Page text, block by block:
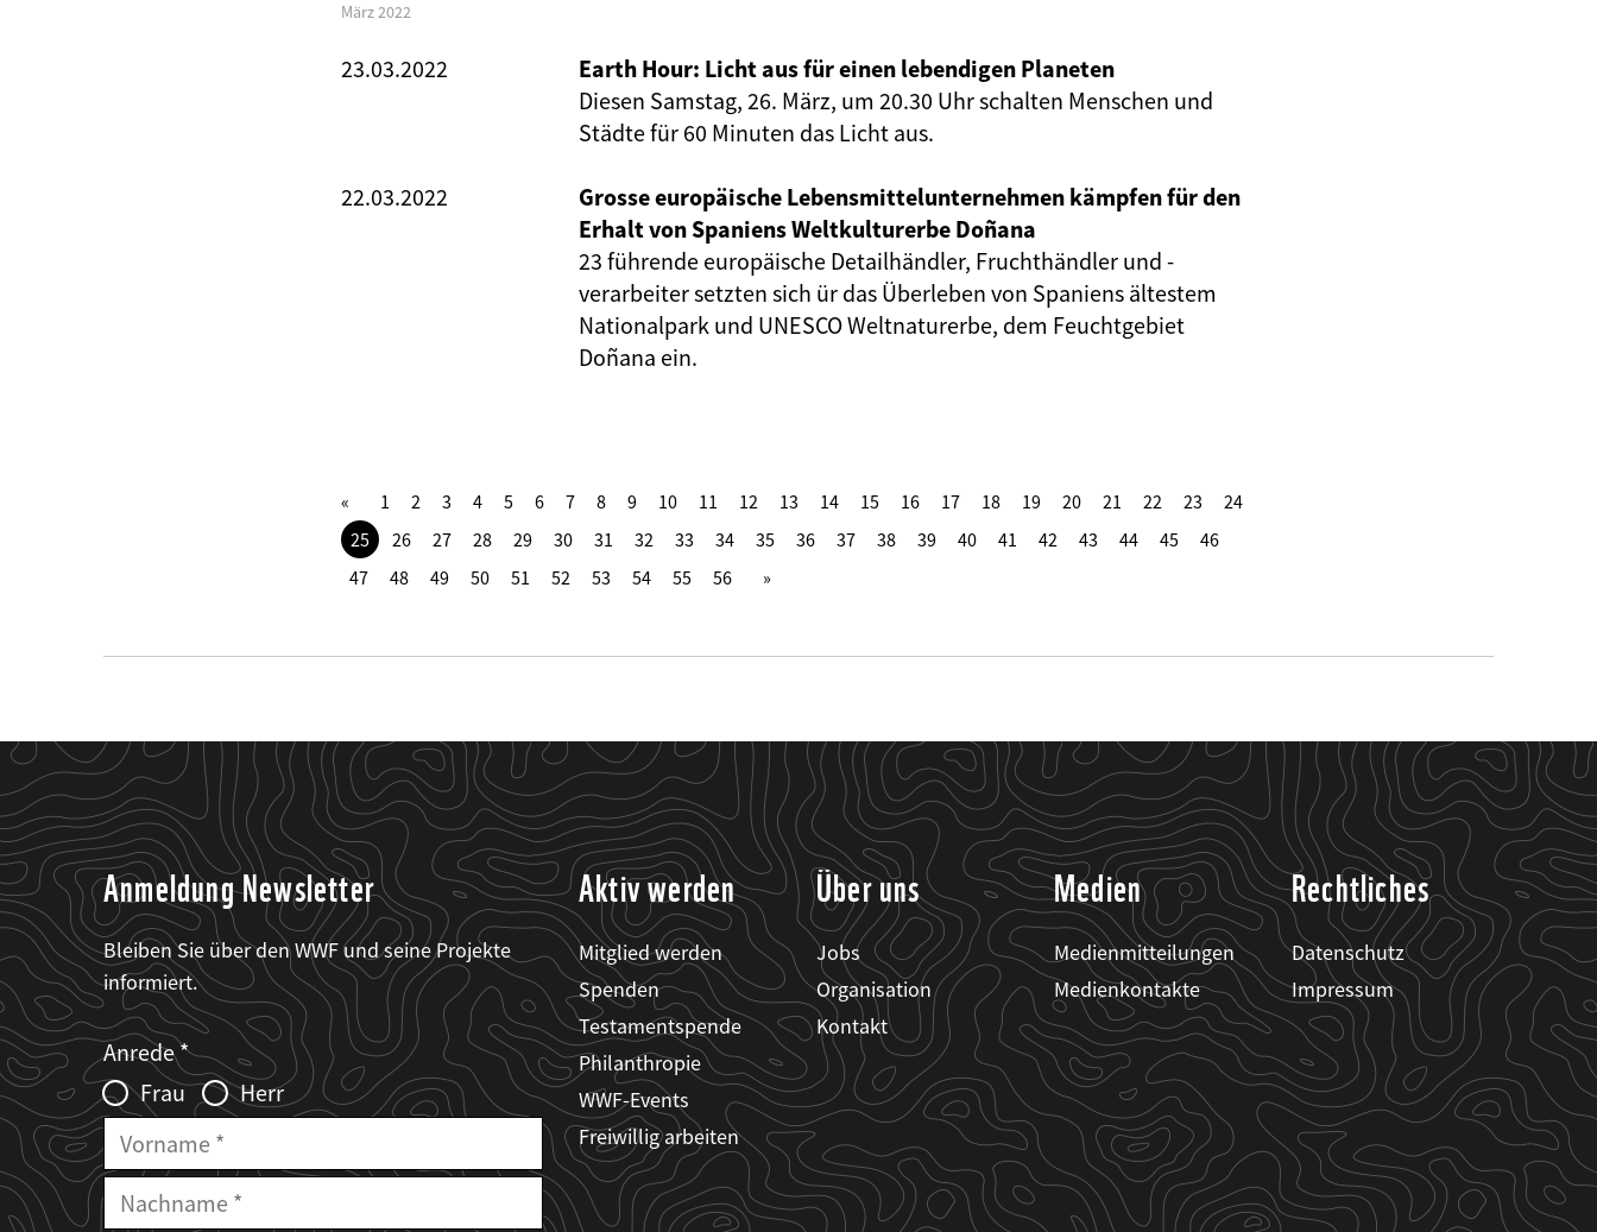
März 2022
23.03.2022
Earth Hour: Licht aus für einen lebendigen Planeten
Diesen Samstag, 26. März, um 20.30 Uhr schalten Menschen und
Städte für 60 Minuten das Licht aus.
22.03.2022
Grosse europäische Lebensmittelunternehmen kämpfen für den
Erhalt von Spaniens Weltkulturerbe Doñana
23 führende europäische Detailhändler, Fruchthändler und -
verarbeiter setzten sich ür das Überleben von Spaniens ältestem
Nationalpark und UNESCO Weltnaturerbe, dem Feuchtgebiet
Doñana ein.
1 2 3 4 5 6 7 8 9 10 11 12 13 14 15 16 17 18 19 20 21 22 23
24
25
26 27 28 29 30 31 32 33 34 35 36 37 38 39 40 41 42 43 44 45
46
47
48 49 50 51 52 53 54 55 56
Anmeldung Newsletter
Bleiben Sie über den WWF und seine Projekte
informiert.
Web2Case
Infofelder
Fieldset
anrede_name
Anrede
Frau
Herr
Vorname
Nachname
Aktiv werden
Mitglied werden
Spenden
Testamentspende
Philanthropie
WWF-Events
Freiwillig arbeiten
Über uns
Jobs
Organisation
Kontakt
Medien
Medienmitteilungen
Medienkontakte
Rechtliches
Datenschutz
Impressum